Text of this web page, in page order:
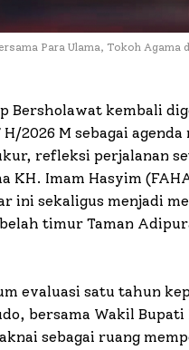
Para Ulama, Tokoh
Bersholawat kembali
2026 M sebagai
refleksi perjalanan
KH. Imam Hasyim
ini sekaligus menjadi
timur Taman
evaluasi satu tahun
bersama Wakil
sebagai ruang